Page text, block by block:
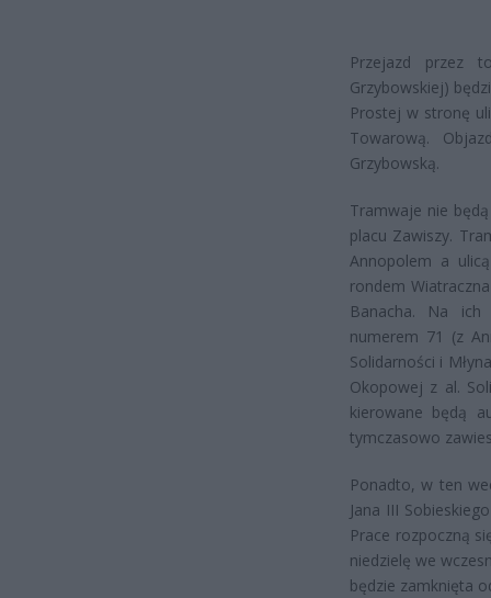
Przejazd przez
Grzybowskiej)
Prostej w stronę
Towarową.
Grzybowską.
Tramwaje nie
placu Zawiszy.
Annopolem a
rondem
Banacha. Na
numerem 71 (z
Solidarności i
Okopowej z al.
kierowane będą
tymczasowo
Ponadto, w ten
Jana III
Prace rozpoczną
niedzielę we
będzie zamknięta